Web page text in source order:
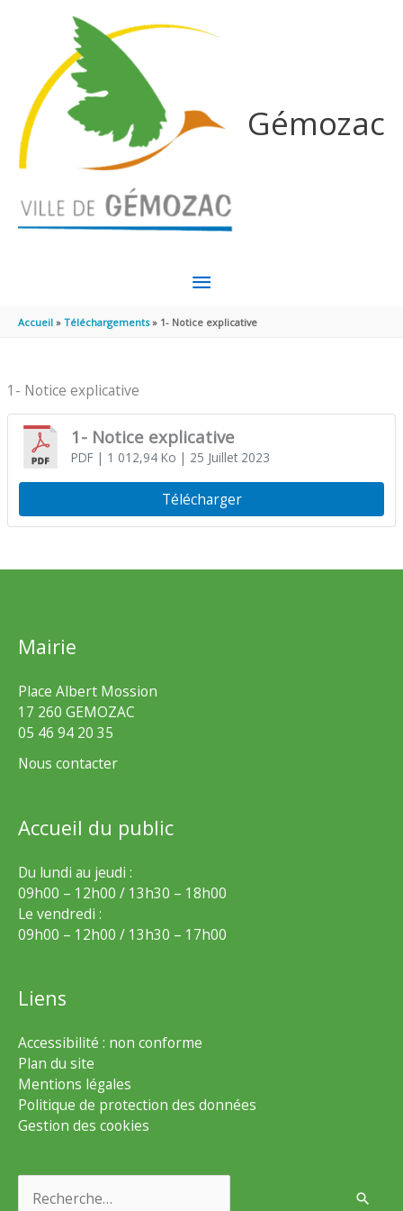
Gémozac
MENU
PRINCIPAL
Accueil Téléchargements 1- Notice explicative
1- Notice explicative
1- Notice explicative
PDF| 1 012,94 Ko | 25 Juillet 2023
Télécharger
Mairie
Place Albert Mossion
17 260 GEMOZAC
05 46 94 20 35
Nous contacter
Accueil du public
Du lundi au jeudi :
09h00 – 12h00 / 13h30 – 18h00
Le vendredi :
09h00 – 12h00 / 13h30 – 17h00
Liens
Accessibilité : non conforme
Plan du site
Mentions légales
Politique de protection des données
Gestion des cookies